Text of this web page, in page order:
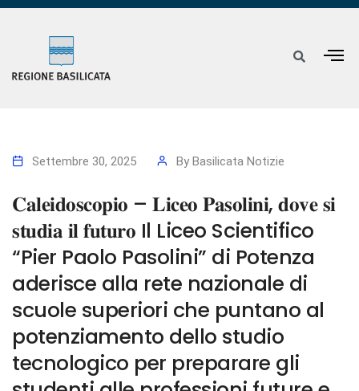
Settembre 30, 2025 By Basilicata Notizie
𝐂𝐚𝐥𝐞𝐢𝐝𝐨𝐬𝐜𝐨𝐩𝐢𝐨 – 𝐋𝐢𝐜𝐞𝐨 𝐏𝐚𝐬𝐨𝐥𝐢𝐧𝐢, 𝐝𝐨𝐯𝐞 𝐬𝐢
𝐬𝐭𝐮𝐝𝐢𝐚 𝐢𝐥 𝐟𝐮𝐭𝐮𝐫𝐨 Il Liceo Scientifico
“Pier Paolo Pasolini” di Potenza
aderisce alla rete nazionale di
scuole superiori che puntano al
potenziamento dello studio
tecnologico per preparare gli